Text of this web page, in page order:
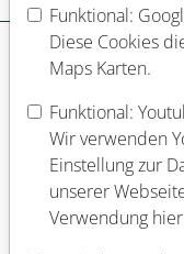
Schulabschluss
Abgeschlossene
Laufende
Funktional:
Diese Cookies
Maps Karten.
Funktional:
Wir verwenden
Einstellung zur
unserer
Verwendung